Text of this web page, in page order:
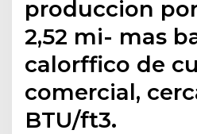
produccion
2,52 mi- mas
calorffico de
comercial,
BTU/ft3.